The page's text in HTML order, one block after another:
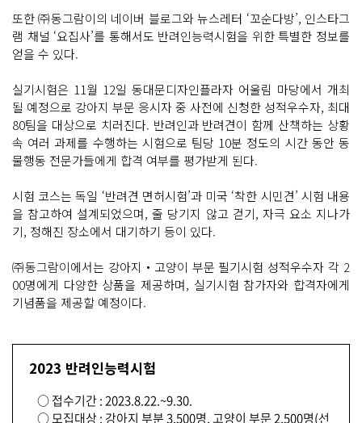
또한 ㈜동그람이의 네이버 블로그와 뉴스레터 ‘꼬순다방’, 인스타그
램 채널 ‘요집사’를 통해서도 반려인능력시험을 위한 특별한 정보를
얻을 수 있다.
실기시험은 11월 12일 동대문디자인플라자 어울림 마당에서 개최
될 예정으로 강아지 부문 응시자 중 사전에 신청한 성적우수자, 최대
80팀을 대상으로 치러진다. 반려인과 반려견이 함께 산책하는 상황
속 여러 과제를 수행하는 시험으로 팀당 10분 정도의 시간 동안 동
물행동 전문가들에게 합격 여부를 평가받게 된다.
시험 코스는 독일 ‘반려견 면허시험’과 미국 ‘착한 시민견’ 시험 내용
을 참고하여 설계되었으며, 줄 당기지 않고 걷기, 자극 요소 지나가
기, 정해진 장소에서 대기하기 등이 있다.
㈜동그람이에서는 강아지‧고양이 부문 필기시험 성적우수자 각 2
00명에게 다양한 상품을 제공하며, 실기시험 참가자와 합격자에게
기념품을 제공할 예정이다.
2023 반려인능력시험
○ 접수기간 : 2023.8.22.~9.30.
○ 모집대상 : 강아지 부분 3,500명, 고양이 부문 2,500명(선